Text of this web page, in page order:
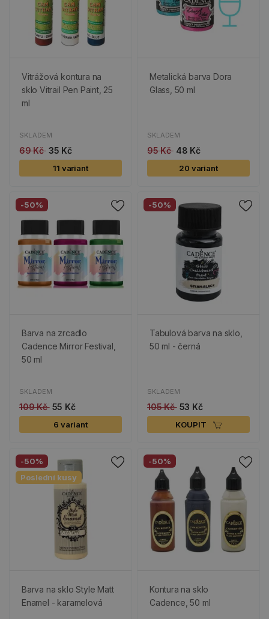
Vitrážová kontura na
sklo Vitrail Pen Paint, 25
ml
SKLADEM
69 Kč 35 Kč
11 variant
Metalická barva Dora
Glass, 50 ml
SKLADEM
95 Kč 48 Kč
20 variant
-50%
Barva na zrcadlo
Cadence Mirror Festival,
50 ml
SKLADEM
109 Kč 55 Kč
6 variant
-50%
Tabulová barva na sklo,
50 ml - černá
SKLADEM
105 Kč 53 Kč
KOUPIT
-50%
Poslední kusy
Barva na sklo Style Matt
Enamel - karamelová
-50%
Kontura na sklo
Cadence, 50 ml